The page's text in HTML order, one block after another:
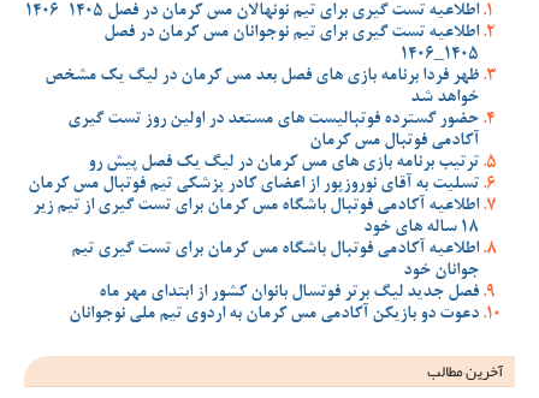
اطلاعیه تست گیری برای تیم نونهالان مس کرمان در فصل 1405-1406
اطلاعیه تست گیری برای تیم نوجوانان مس کرمان در فصل
1405_1406
ظهر فردا برنامه بازی های فصل بعد مس کرمان در لیگ یک مشخص
خواهد شد
حضور گسترده فوتبالیست های مستعد در اولین روز تست گیری
آکادمی فوتبال مس کرمان
ترتیب برنامه بازی های مس کرمان در لیگ یک فصل پیش رو
تسلیت به آقای نوروزپور از اعضای کادر پزشکی تیم فوتبال مس کرمان
اطلاعیه آکادمی فوتبال باشگاه مس کرمان برای تست گیری از تیم زیر
18 ساله های خود
اطلاعیه آکادمی فوتبال باشگاه مس کرمان برای تست گیری تیم
جوانان خود
فصل جدید لیگ برتر فوتسال بانوان کشور از ابتدای مهر ماه
دعوت دو بازیکن آکادمی مس کرمان به اردوی تیم ملی نوجوانان
آخرین مطالب